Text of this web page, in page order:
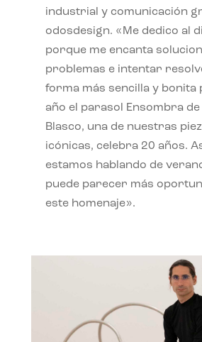
industrial y comunicación
odosdesign. «Me dedico al
porque me encanta
problemas e intentar
forma más sencilla y bonita
año el parasol Ensombra de
Blasco, una de nuestras
icónicas, celebra 20 años.
estamos hablando de
puede parecer más
este homenaje».